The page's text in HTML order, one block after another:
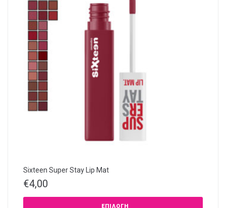
Sixteen Super Stay Lip Mat
€4,00
ΕΠΙΛΟΓΉ